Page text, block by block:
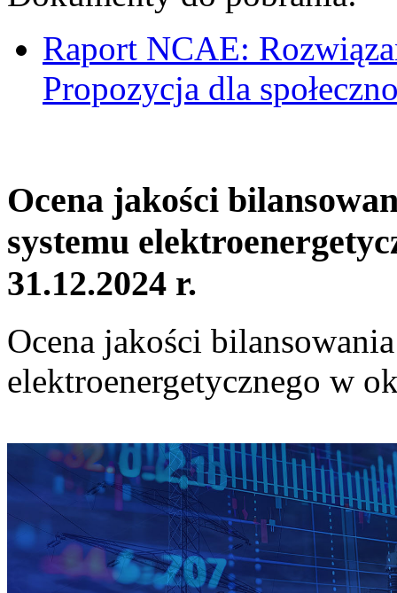
Raport NCAE:
Propozycja dla
Ocena jakości
systemu
31.12.2024 r.
Ocena jakości
elektroenergetycznego w